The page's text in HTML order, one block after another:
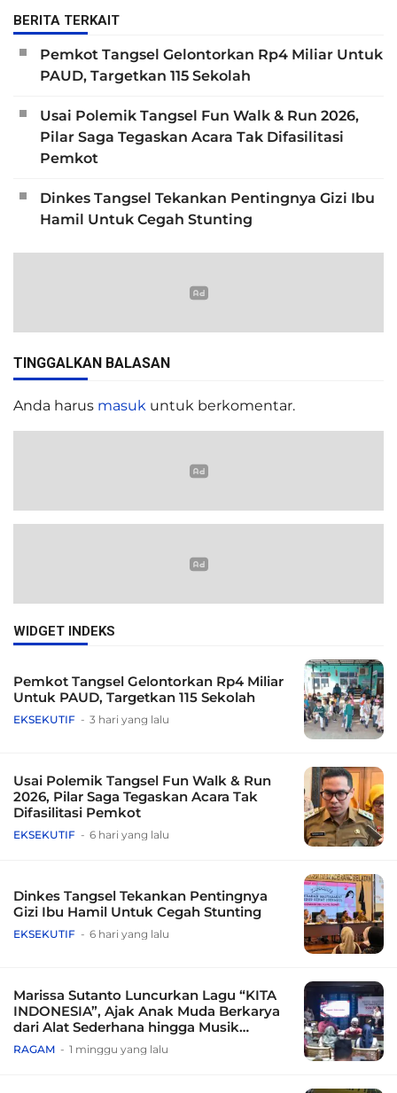
BERITA TERKAIT
Pemkot Tangsel Gelontorkan Rp4 Miliar Untuk
PAUD, Targetkan 115 Sekolah
Usai Polemik Tangsel Fun Walk & Run 2026,
Pilar Saga Tegaskan Acara Tak Difasilitasi
Pemkot
Dinkes Tangsel Tekankan Pentingnya Gizi Ibu
Hamil Untuk Cegah Stunting
TINGGALKAN BALASAN
Anda harus masuk untuk berkomentar.
WIDGET INDEKS
Pemkot Tangsel Gelontorkan Rp4 Miliar
Untuk PAUD, Targetkan 115 Sekolah
EKSEKUTIF 3 hari yang lalu
Usai Polemik Tangsel Fun Walk & Run
2026, Pilar Saga Tegaskan Acara Tak
Difasilitasi Pemkot
EKSEKUTIF 6 hari yang lalu
Dinkes Tangsel Tekankan Pentingnya
Gizi Ibu Hamil Untuk Cegah Stunting
EKSEKUTIF 6 hari yang lalu
Marissa Sutanto Luncurkan Lagu “KITA
INDONESIA”, Ajak Anak Muda Berkarya
dari Alat Sederhana hingga Musik
Tradisional
RAGAM 1 minggu yang lalu